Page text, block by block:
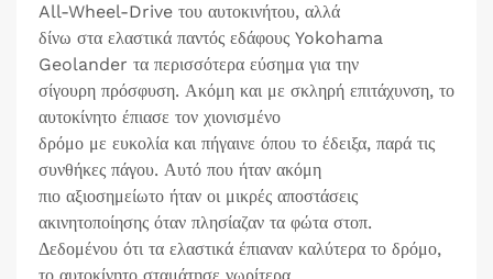
All-Wheel-Drive του αυτοκινήτου, αλλά
δίνω στα ελαστικά παντός εδάφους Yokohama
Geolander τα περισσότερα εύσημα για την
σίγουρη πρόσφυση. Ακόμη και με σκληρή επιτάχυνση, το
αυτοκίνητο έπιασε τον χιονισμένο
δρόμο με ευκολία και πήγαινε όπου το έδειξα, παρά τις
συνθήκες πάγου. Αυτό που ήταν ακόμη
πιο αξιοσημείωτο ήταν οι μικρές αποστάσεις
ακινητοποίησης όταν πλησίαζαν τα φώτα στοπ.
Δεδομένου ότι τα ελαστικά έπιαναν καλύτερα το δρόμο,